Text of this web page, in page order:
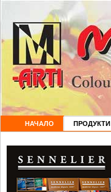
НАЧАЛО ПРОДУКТИ